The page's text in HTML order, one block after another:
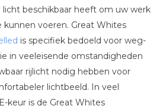
beschikbaar heeft om uw werk
voeren. Great Whites
is specifiek bedoeld voor weg-
in veeleisende omstandigheden
rijlicht nodig hebben voor
lichtbeeld. In veel
keur is de Great Whites